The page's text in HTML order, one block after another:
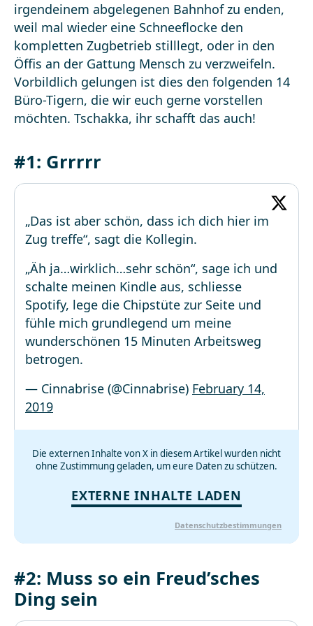
irgendeinem abgelegenen Bahnhof zu enden,
weil mal wieder eine Schneeflocke den
kompletten Zugbetrieb stilllegt, oder in den
Öffis an der Gattung Mensch zu verzweifeln.
Vorbildlich gelungen ist dies den folgenden 14
Büro-Tigern, die wir euch gerne vorstellen
möchten. Tschakka, ihr schafft das auch!
#1: Grrrrr
„Das ist aber schön, dass ich dich hier im
Zug treffe“, sagt die Kollegin.
„Äh ja…wirklich…sehr schön“, sage ich und
schalte meinen Kindle aus, schliesse
Spotify, lege die Chipstüte zur Seite und
fühle mich grundlegend um meine
wunderschönen 15 Minuten Arbeitsweg
betrogen.
— Cinnabrise (@Cinnabrise) February 14,
2019
Die externen Inhalte von X in diesem Artikel wurden nicht
ohne Zustimmung geladen, um eure Daten zu schützen.
EXTERNE INHALTE LADEN
Datenschutzbestimmungen
#2: Muss so ein Freud’sches
Ding sein